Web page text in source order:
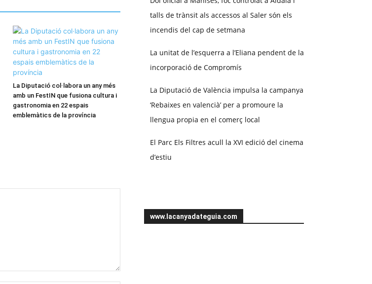
La Diputació col·labora un any més
amb un FestIN que fusiona cultura i
gastronomia en 22 espais
emblemàtics de la província
talls de trànsit als accessos al Saler són els
incendis del cap de setmana
La unitat de l’esquerra a l’Eliana pendent de la
incorporació de Compromís
La Diputació de València impulsa la campanya
‘Rebaixes en valencià’ per a promoure la
llengua propia en el comerç local
El Parc Els Filtres acull la XVI edició del cinema
d’estiu
www.lacanyadateguia.com